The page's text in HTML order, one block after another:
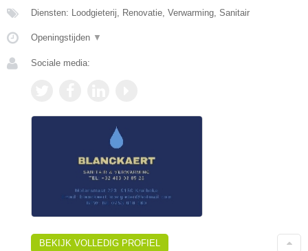
Diensten: Loodgieterij, Renovatie, Verwarming, Sanitair
Openingstijden ▼
Sociale media:
BEKIJK VOLLEDIG PROFIEL